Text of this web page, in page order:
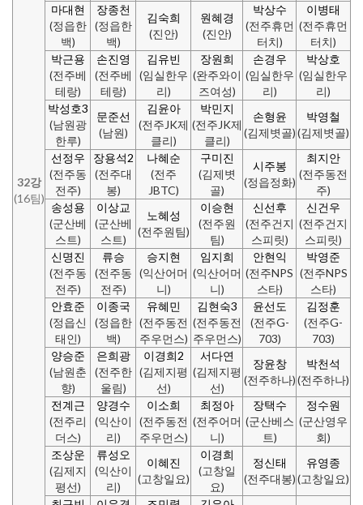
32강
(16팀)
마대현
(정읍한
백)
장종천
(정읍한
백)
김숙희
(진안)
원혜경
(진안)
박상수
(전주휴먼
터치)
이병태
(전주휴먼
터치)
박근용
(전주베
테랑)
손진영
(전주베
테랑)
김유빈
(임실한우
리)
장원희
(완주와이
즈여성)
손경우
(임실한우
리)
박상호
(임실한우
리)
박성호3
(남원광
한루)
문준선
(남원)
김윤아
(전주JK제
클리)
박민지
(전주JK제
클리)
손형윤
(김제볏골)
박영철
(김제볏골)
선정우
(전주동
전주)
장용석2
(전주대
봉)
나혜순
(전주
JBTC)
구미진
(김제볏
골)
시주봉
(정읍정화)
최지안
(전주동전
주)
송성용
(군산베
스트)
이상교
(군산베
스트)
노혜성
(전주원팀)
이승현
(전주원
팀)
신선후
(전주건지
스피릿)
신건우
(전주건지
스피릿)
신명진
(전주동
전주)
류승
(전주동
전주)
승지현
(익산어머
니)
임지희
(익산어머
니)
안현익
(전주NPS
스타)
박영준
(전주NPS
스타)
안효준
(정읍신
태인)
이종국
(정읍한
백)
유혜민
(전주동전
주우먼스)
김현숙3
(전주동전
주우먼스)
윤선도
(전주G-
703)
김정훈
(전주G-
703)
양승준
(남원춘
향)
은희광
(전주한
울림)
이경희2
(김제지평
선)
서다연
(김제지평
선)
장윤창
(전주하나)
박천석
(전주하나)
전계근
(전주리
더스)
양경수
(익산이
리)
이소희
(전주동전
주우먼스)
최정아
(전주어머
니)
장택수
(군산베스
트)
정수원
(군산영우
회)
조상운
(김제지
평선)
류성오
(익산이
리)
이혜진
(고창일요)
이경희
(고창일
요)
정신태
(전주대봉)
유영종
(고창일요)